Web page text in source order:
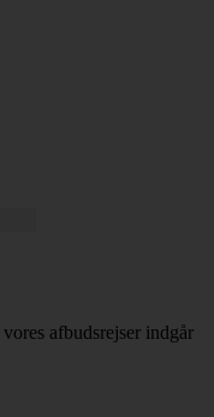
afbudsrejser indgår